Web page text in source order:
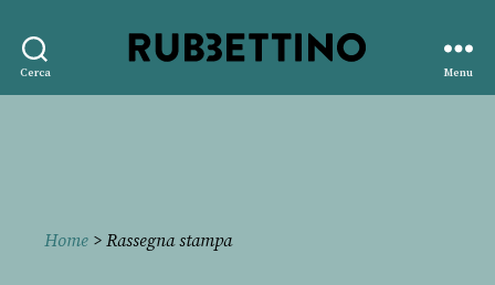
Cerca
editore
Menu
Home > Rassegna stampa